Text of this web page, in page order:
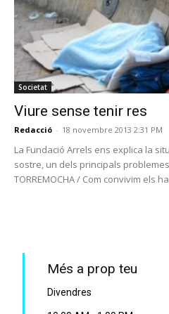
Societat
Viure sense tenir res
Redacció - 18 novembre 2013 2:31 PM
La Fundació Arrels ens explica la
sostre, un dels principals
TORREMOCHA / Com convivim els
Més a prop teu
Divendres